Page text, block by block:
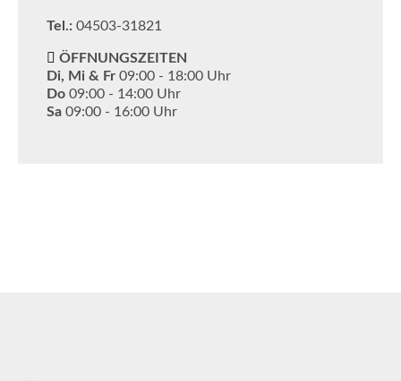
Tel.: 04503-31821
ÖFFNUNGSZEITEN
Di, Mi & Fr 09:00 - 18:00 Uhr
Do 09:00 - 14:00 Uhr
Sa 09:00 - 16:00 Uhr